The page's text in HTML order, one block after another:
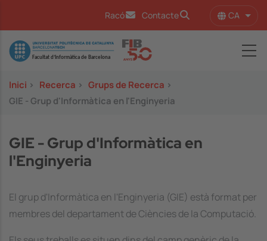
Racó Contacte CA
Image
Inici > Recerca > Grups de Recerca >
GIE - Grup d'Informàtica en l'Enginyeria
GIE - Grup d'Informàtica en
l'Enginyeria
El grup d'Informàtica en l'Enginyeria (GIE) està format per
membres del departament de Ciències de la Computació.